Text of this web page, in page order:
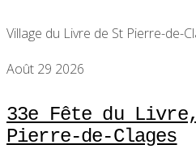
Village du Livre de St Pierre-de-
Août 29 2026
33e Fête du
Pierre-de-Clages